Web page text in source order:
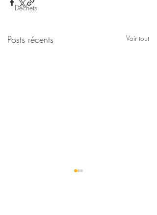
Déchets
Posts récents Voir tout